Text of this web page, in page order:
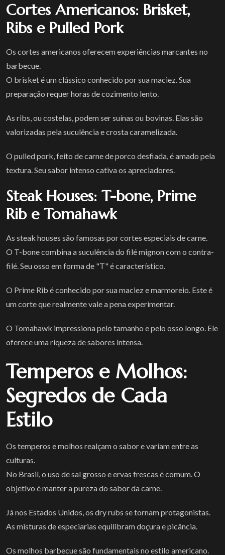
Cortes Americanos: Brisket,
Ribs e Pulled Pork
Os cortes americanos oferecem experiências marcantes no
barbecue.
O brisket é um clássico conhecido por sua maciez. Sua
preparação requer horas de cozimento lento.
As ribs, ou costelas, podem ser suínas ou bovinas. Elas são
valorizadas pela suculência e crosta caramelizada.
O pulled pork, feito de carne de porco desfiada, é amado pela
textura. Seu sabor intenso cativa os apreciadores.
Steak Houses: T-bone, Prime
Rib e Tomahawk
As steak houses são famosas por cortes especiais de carne.
O T-bone combina a suculência do filé mignon com o contra-
filé. Seu osso em forma de "T" é característico.
O Prime Rib é conhecido por sua maciez e marmoreio. Este é
um corte que realmente vale a pena experimentar.
O Tomahawk impressiona pelo tamanho e pelo osso longo. Ele
oferece uma riqueza de sabores intensa.
Temperos e Molhos:
Segredos de Cada
Estilo
Os temperos e molhos realçam o sabor e variam entre as
culturas.
No Brasil, o uso de sal grosso e ervas frescas é comum. O
objetivo é manter a pureza do sabor da carne.
Já nos Estados Unidos, os dry rubs se tornam protagonistas.
As misturas de especiarias equilibram doçura e picância.
Os molhos barbecue são fundamentais no estilo americano.